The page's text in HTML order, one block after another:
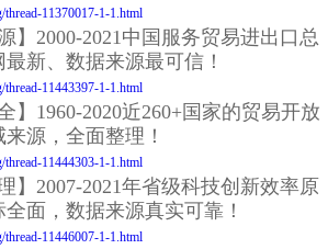
thread-11370017-1-1.html
】2000-2021中国服务贸易进出口总
新、数据来源最可信！
thread-11443397-1-1.html
】1960-2020近260+国家的贸易开放
源，全面整理！
thread-11444303-1-1.html
】2007-2021年省级科技创新效率原
面，数据来源真实可靠！
thread-11446007-1-1.html